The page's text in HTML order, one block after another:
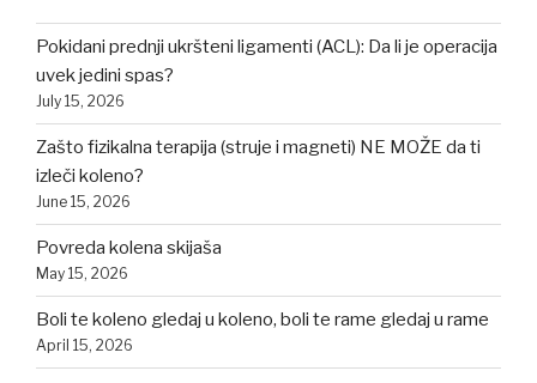
Pokidani prednji ukršteni ligamenti (ACL): Da li je operacija
uvek jedini spas?
July 15, 2026
Zašto fizikalna terapija (struje i magneti) NE MOŽE da ti
izleči koleno?
June 15, 2026
Povreda kolena skijaša
May 15, 2026
Boli te koleno gledaj u koleno, boli te rame gledaj u rame
April 15, 2026